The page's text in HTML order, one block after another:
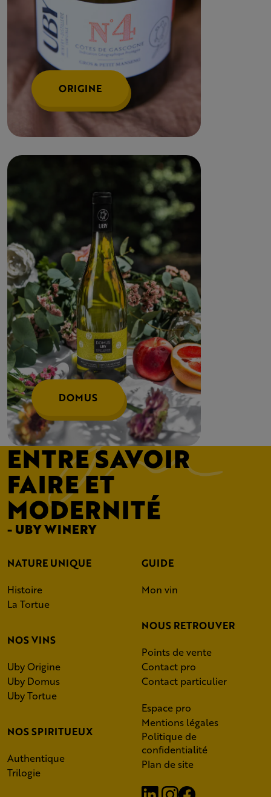
ORIGINE
DOMUS
ENTRE SAVOIR
FAIRE ET
MODERNITÉ
- UBY WINERY
NATURE UNIQUE
Histoire
La Tortue
NOS VINS
Uby Origine
Uby Domus
Uby Tortue
NOS SPIRITUEUX
Authentique
Trilogie
GUIDE
Mon vin
NOUS RETROUVER
Points de vente
Contact pro
Contact particulier
Espace pro
Mentions légales
Politique de
confidentialité
Plan de site